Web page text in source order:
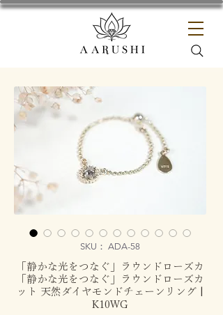
SKU： ADA-58
「静かな光をつなぐ」ラウンドローズカ
「静かな光をつなぐ」ラウンドローズカ
ット 天然ダイヤモンドチェーンリング |
K10WG